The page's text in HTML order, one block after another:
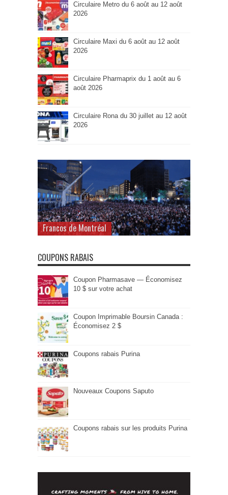
Circulaire Metro du 6 août au 12 août
2026
Circulaire Maxi du 6 août au 12 août
2026
Circulaire Pharmaprix du 1 août au 6
août 2026
Circulaire Rona du 30 juillet au 12 août
2026
Francos de Montréal
COUPONS RABAIS
Coupon Pharmasave — Économisez
10 $ sur votre achat
Coupon Imprimable Boursin Canada :
Économisez 2 $
Coupons rabais Purina
Nouveaux Coupons Saputo
Coupons rabais sur les produits Purina